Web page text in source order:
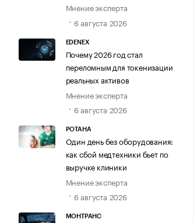
Мнение эксперта
6 августа 2026
EDENEX
Почему 2026 год стал
переломным для токенизации
реальных активов
Мнение эксперта
6 августа 2026
РОТАНА
Один день без оборудования:
как сбой медтехники бьет по
выручке клиники
Мнение эксперта
6 августа 2026
МОНТРАНС